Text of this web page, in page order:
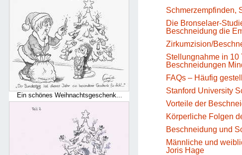
Ein schönes Weihnachtsgeschenk...
Schmerzempfinden,
Die Bronselaer-
Beschneidung die
Zirkumzision/
Stellungnahme in 10
Beschneidungen
FAQs – Häufig
Stanford University
Vorteile der
Körperliche Folgen
Beschneidung und
Männliche und
Joris Hage